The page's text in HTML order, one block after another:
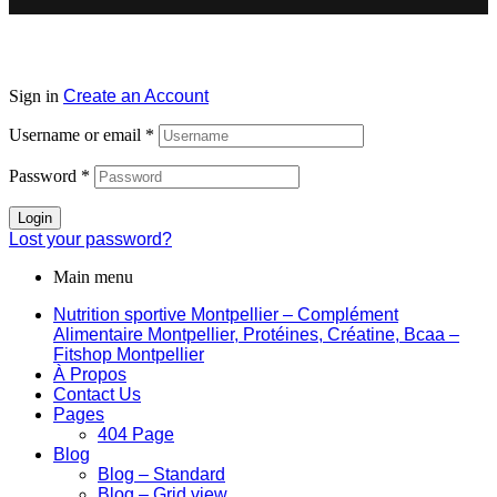
Sign in Create an Account
Username or email *
Password *
Login
Lost your password?
Main menu
Nutrition sportive Montpellier – Complément
Alimentaire Montpellier, Protéines, Créatine, Bcaa –
Fitshop Montpellier
À Propos
Contact Us
Pages
404 Page
Blog
Blog – Standard